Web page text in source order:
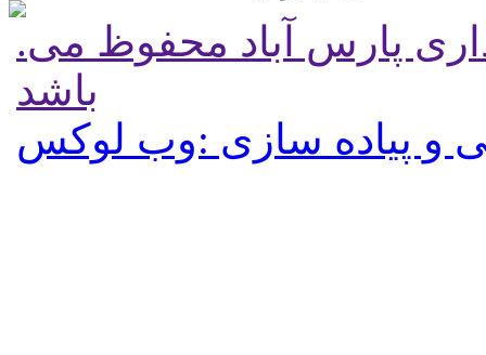
.تمامی حقوق برای پایگاه شهرداری پارس آباد محفوظ می
باشد
و پیاده سازی :وب لوکس